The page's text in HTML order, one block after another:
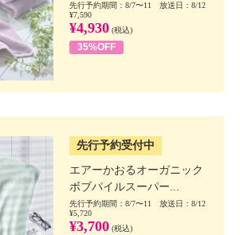
先行予約期間：8/7〜11 放送日：8/12
¥7,590
¥4,930 (税込)
35%OFF
先行予約受付中
エアーかおるオーガニック
ボブパイルスーパー...
先行予約期間：8/7〜11 放送日：8/12
¥5,720
¥3,700 (税込)